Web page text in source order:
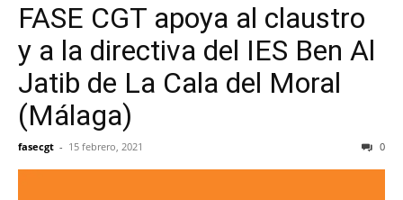
FASE CGT apoya al claustro
y a la directiva del IES Ben Al
Jatib de La Cala del Moral
(Málaga)
fasecgt - 15 febrero, 2021 0